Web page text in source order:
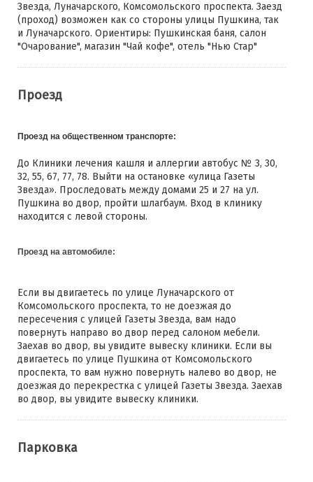
Звезда, Луначарского, Комсомольского проспекта. Заезд
(проход) возможен как со стороны улицы Пушкина, так
и Луначарского. Ориентиры: Пушкинская баня, салон
"Очарование", магазин "Чай кофе", отель "Нью Стар"
Проезд
Проезд на общественном транспорте:
До Клиники лечения кашля и аллергии автобус № 3, 30,
32, 55, 67, 77, 78. Выйти на остановке «улица Газеты
Звезда». Проследовать между домами 25 и 27 на ул.
Пушкина во двор, пройти шлагбаум. Вход в клинику
находится с левой стороны.
Проезд на автомобиле:
Если вы двигаетесь по улице Луначарского от
Комсомольского проспекта, то не доезжая до
пересечения с улицей Газеты Звезда, вам надо
повернуть направо во двор перед салоном мебели.
Заехав во двор, вы увидите вывеску клиники. Если вы
двигаетесь по улице Пушкина от Комсомольского
проспекта, то вам нужно повернуть налево во двор, не
доезжая до перекрестка с улицей Газеты Звезда. Заехав
во двор, вы увидите вывеску клиники.
Парковка